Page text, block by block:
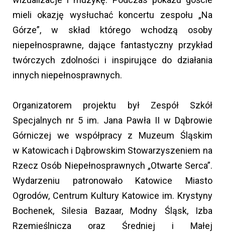
mieli okazję wysłuchać koncertu zespołu „Na
Górze”, w skład którego wchodzą osoby
niepełnosprawne, dające fantastyczny przykład
twórczych zdolności i inspirujące do działania
innych niepełnosprawnych.
Organizatorem projektu był Zespół Szkół
Specjalnych nr 5 im. Jana Pawła II w Dąbrowie
Górniczej we współpracy z Muzeum Śląskim
w Katowicach i Dąbrowskim Stowarzyszeniem na
Rzecz Osób Niepełnosprawnych „Otwarte Serca”.
Wydarzeniu patronowało Katowice Miasto
Ogrodów, Centrum Kultury Katowice im. Krystyny
Bochenek, Silesia Bazaar, Modny Śląsk, Izba
Rzemieślnicza oraz Średniej i Małej